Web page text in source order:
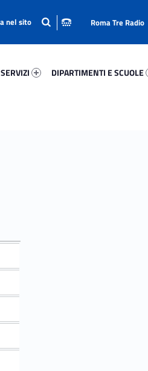
SERVIZI
DIPARTIMENTI E SCUOLE
Roma Tre Radio